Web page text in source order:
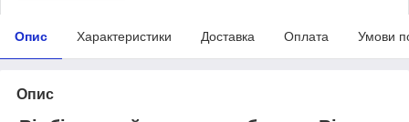
Опис Характеристики Доставка Оплата Умови
Опис